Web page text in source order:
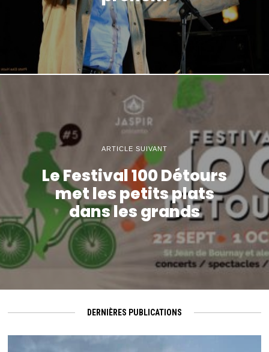
ARTICLE SUIVANT
Le Festival 100 Détours
met les petits plats
dans les grands
DERNIÈRES PUBLICATIONS